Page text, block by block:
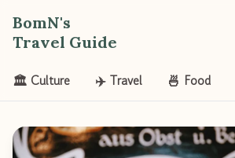
BomN's
Travel Guide
🏛️ Culture ✈️ Travel 🍜 Food